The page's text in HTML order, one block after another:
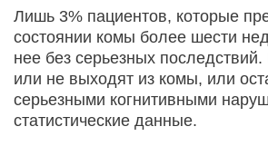
Лишь 3% пациентов, которые
состоянии комы более шести
нее без серьезных
или не выходят из комы, или
серьезными когнитивными
статистические данные.